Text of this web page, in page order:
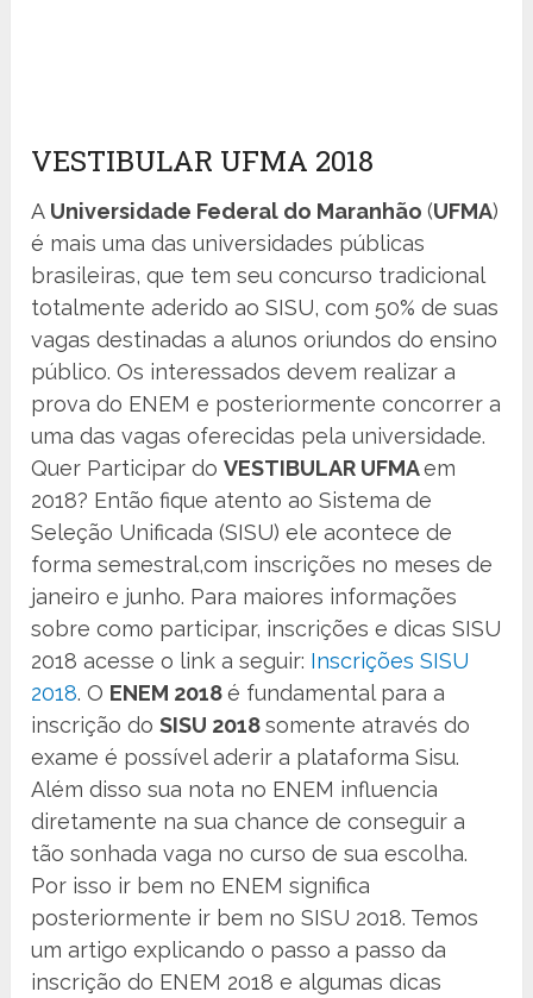
VESTIBULAR UFMA 2018
A Universidade Federal do Maranhão(UFMA)
é mais uma das universidades públicas
brasileiras, que tem seu concurso tradicional
totalmente aderido ao SISU, com 50% de suas
vagas destinadas a alunos oriundos do ensino
público. Os interessados devem realizar a
prova do ENEM e posteriormente concorrer a
uma das vagas oferecidas pela universidade.
Quer Participar doVESTIBULAR UFMAem
2018? Então fique atento ao Sistema de
Seleção Unificada (SISU) ele acontece de
forma semestral,com inscrições no meses de
janeiro e junho. Para maiores informações
sobre como participar, inscrições e dicas SISU
2018 acesse o link a seguir: Inscrições SISU
2018. O ENEM 2018é fundamental para a
inscrição doSISU 2018somente através do
exame é possível aderir a plataforma Sisu.
Além disso sua nota no ENEM influencia
diretamente na sua chance de conseguir a
tão sonhada vaga no curso de sua escolha.
Por isso ir bem no ENEM significa
posteriormente ir bem no SISU 2018. Temos
um artigo explicando o passo a passo da
inscrição do ENEM 2018 e algumas dicas